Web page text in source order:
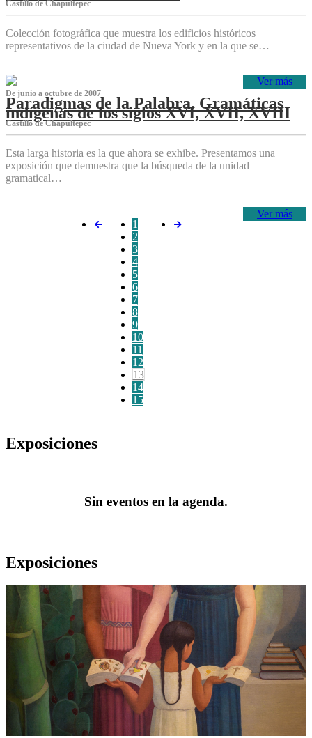
Castillo de Chapultepec
Colección fotográfica que muestra los edificios históricos
representativos de la ciudad de Nueva York y en la que se…
Ver más
De junio a octubre de 2007
Paradigmas de la Palabra. Gramáticas
indígenas de los siglos XVI, XVII, XVIII
Castillo de Chapultepec
Esta larga historia es la que ahora se exhibe. Presentamos una
exposición que demuestra que la búsqueda de la unidad
gramatical…
Ver más
1
2
3
4
5
6
7
8
9
10
11
12
13
14
15
Exposiciones
Sin eventos en la agenda.
Exposiciones